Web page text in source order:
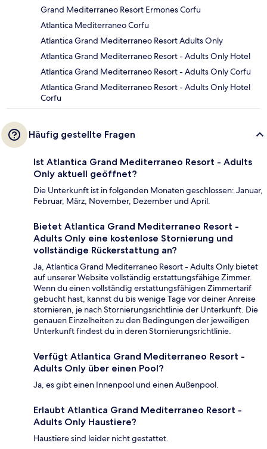
Grand Mediterraneo Resort Ermones Corfu
Atlantica Mediterraneo Corfu
Atlantica Grand Mediterraneo Resort Adults Only
Atlantica Grand Mediterraneo Resort - Adults Only Hotel
Atlantica Grand Mediterraneo Resort - Adults Only Corfu
Atlantica Grand Mediterraneo Resort - Adults Only Hotel
Corfu
Häufig gestellte Fragen
Ist Atlantica Grand Mediterraneo Resort - Adults
Only aktuell geöffnet?
Die Unterkunft ist in folgenden Monaten geschlossen: Januar,
Februar, März, November, Dezember und April.
Bietet Atlantica Grand Mediterraneo Resort -
Adults Only eine kostenlose Stornierung und
vollständige Rückerstattung an?
Ja, Atlantica Grand Mediterraneo Resort - Adults Only bietet
auf unserer Website vollständig erstattungsfähige Zimmer.
Wenn du einen vollständig erstattungsfähigen Zimmertarif
gebucht hast, kannst du bis wenige Tage vor deiner Anreise
stornieren, je nach Stornierungsrichtlinie der Unterkunft. Die
genauen Einzelheiten zu den Bedingungen der jeweiligen
Unterkunft findest du in deren Stornierungsrichtlinie.
Verfügt Atlantica Grand Mediterraneo Resort -
Adults Only über einen Pool?
Ja, es gibt einen Innenpool und einen Außenpool.
Erlaubt Atlantica Grand Mediterraneo Resort -
Adults Only Haustiere?
Haustiere sind leider nicht gestattet.